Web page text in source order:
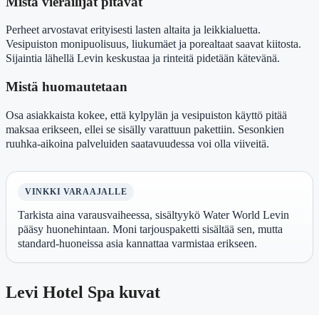
Perheet arvostavat erityisesti lasten altaita ja leikkialuetta.
Vesipuiston monipuolisuus, liukumäet ja porealtaat saavat kiitosta.
Sijaintia lähellä Levin keskustaa ja rinteitä pidetään kätevänä.
Mistä huomautetaan
Osa asiakkaista kokee, että kylpylän ja vesipuiston käyttö pitää
maksaa erikseen, ellei se sisälly varattuun pakettiin. Sesonkien
ruuhka-aikoina palveluiden saatavuudessa voi olla viiveitä.
VINKKI VARAAJALLE
Tarkista aina varausvaiheessa, sisältyykö Water World Levin
pääsy huonehintaan. Moni tarjouspaketti sisältää sen, mutta
standard-huoneissa asia kannattaa varmistaa erikseen.
Levi Hotel Spa kuvat